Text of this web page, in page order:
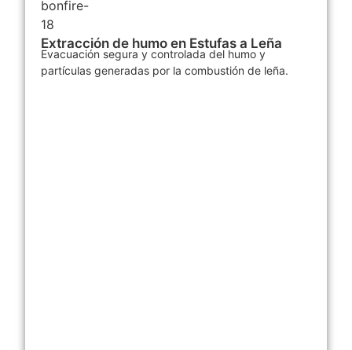
Extracción de humo en Estufas a Leña
Evacuación segura y controlada del humo y
partículas generadas por la combustión de leña.